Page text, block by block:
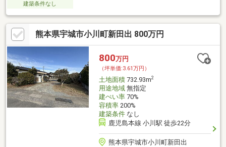
建築条件なし
熊本県宇城市小川町新田出 800万円
800万円
（坪単価:3.61万円）
土地面積732.93m2
用途地域無指定
建ぺい率70%
容積率200%
建築条件なし
鹿児島本線 小川駅 徒歩22分
熊本県宇城市小川町新田出